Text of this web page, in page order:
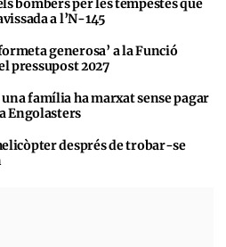
a l’N-145
generosa’ a la Funció
pressupost 2027
família ha marxat sense pagar
Engolasters
després de trobar-se